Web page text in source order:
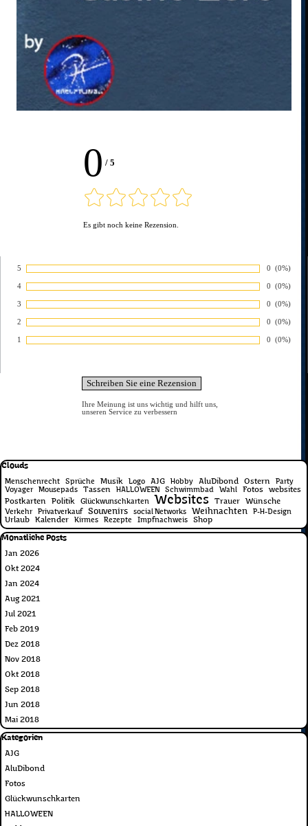
0 /5
Es gibt noch keine Rezension.
5 Anzahl von
0 (0%)
4 Anzahl von
0 (0%)
3 Anzahl von
0 (0%)
2 Anzahl von
0 (0%)
1 Anzahl von
0 (0%)
Ihre Meinung ist uns wichtig und hilft uns,
unseren Service zu verbessern
Block überspringen Clouds
Clouds
Menschenrecht Sprüche Musik Logo AJG Hobby AluDibond Ostern
Party
Voyager
Mousepads Tassen HALLOWEEN Schwimmbad Wahl Fotos
websites
Postkarten
Politik Glückwunschkarten Websites Trauer Wünsche
Verkehr Privatverkauf Souvenirs social Networks Weihnachten P-H-Design
Urlaub Kalender Kirmes Rezepte Impfnachweis Shop
Block überspringen Monatliche Posts
Monatliche Posts
Jan 2026
Okt 2024
Jan 2024
Aug 2021
Jul 2021
Feb 2019
Dez 2018
Nov 2018
Okt 2018
Sep 2018
Jun 2018
Mai 2018
Block überspringen Kategorien
Kategorien
AJG
AluDibond
Fotos
Glückwunschkarten
HALLOWEEN